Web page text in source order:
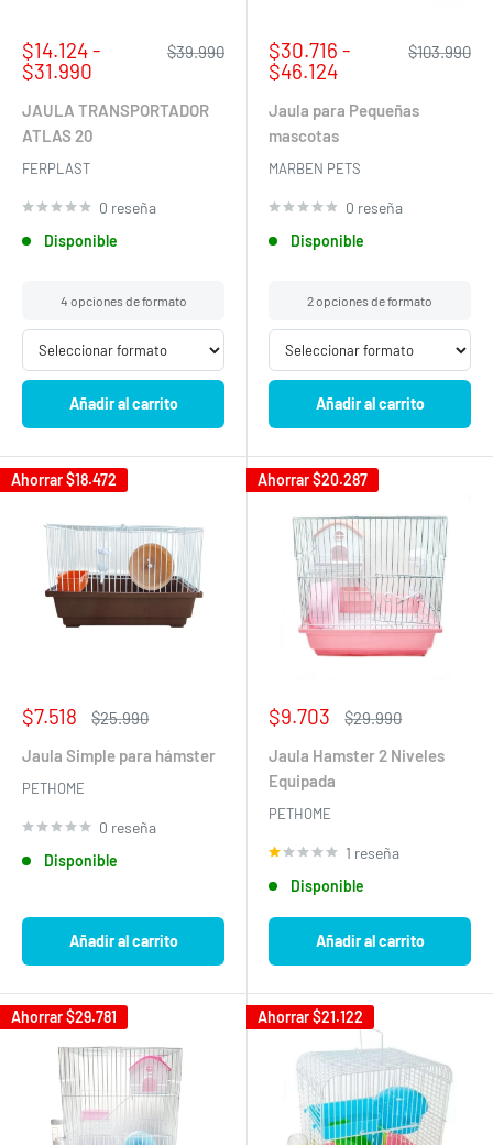
Precio
de
$14.124 -
$31.990
Precio
$39.990
JAULA TRANSPORTADOR
ATLAS 20
FERPLAST
0 reseña
Disponible
4 opciones de formato
Añadir al carrito
Precio
de
$30.716 -
$46.124
Precio
$103.990
Jaula para Pequeñas
mascotas
MARBEN PETS
0 reseña
Disponible
2 opciones de formato
Añadir al carrito
Ahorrar$18.472
Precio
venta
$7.518
Precio
$25.990
Jaula Simple para hámster
PETHOME
0 reseña
Disponible
Añadir al carrito
Ahorrar$20.287
Precio
venta
$9.703
Precio
$29.990
Jaula Hamster 2 Niveles
Equipada
PETHOME
1 reseña
Disponible
Añadir al carrito
Ahorrar$29.781 Ahorrar$21.122